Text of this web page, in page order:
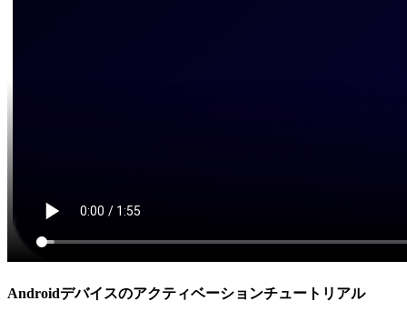
Androidデバイスのアクティベーションチュートリアル